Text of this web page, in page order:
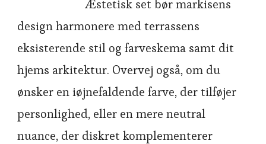
Æstetisk set bør markisens
design harmonere med terrassens
eksisterende stil og farveskema samt dit
hjems arkitektur. Overvej også, om du
ønsker en iøjnefaldende farve, der tilføjer
personlighed, eller en mere neutral
nuance, der diskret komplementerer